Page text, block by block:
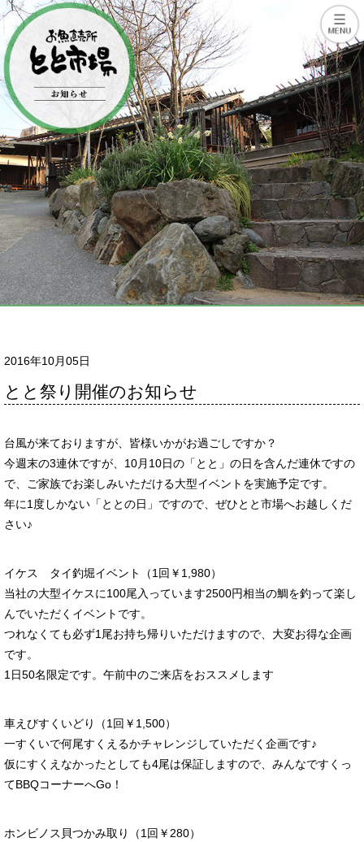
2016年10月05日
とと祭り開催のお知らせ
台風が来ておりますが、皆様いかがお過ごしですか？
今週末の3連休ですが、10月10日の「とと」の日を含んだ連休ですの
で、ご家族でお楽しみいただける大型イベントを実施予定です。
年に1度しかない「ととの日」ですので、ぜひとと市場へお越しくだ
さい♪
イケス タイ釣堀イベント（1回￥1,980）
当社の大型イケスに100尾入っています2500円相当の鯛を釣って楽し
んでいただくイベントです。
つれなくても必ず1尾お持ち帰りいただけますので、大変お得な企画
です。
1日50名限定です。午前中のご来店をおススメします
車えびすくいどり（1回￥1,500）
一すくいで何尾すくえるかチャレンジしていただく企画です♪
仮にすくえなかったとしても4尾は保証しますので、みんなですくっ
てBBQコーナーへGo！
ホンビノス貝つかみ取り（1回￥280）